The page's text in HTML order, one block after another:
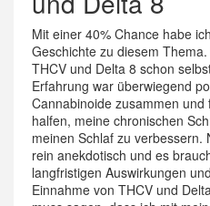
Mit einer 40% Chance habe
Geschichte zu diesem
THCV und Delta 8 schon
Erfahrung war überwiegend
Cannabinoide zusammen
halfen, meine chronischen
meinen Schlaf zu verbessern.
rein anekdotisch und es
langfristigen Auswirkungen
Einnahme von THCV und